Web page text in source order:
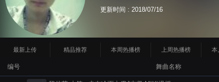
更新时间 : 2018/07/16
最新上传 精品推荐 本周热播榜 上周热播榜 本
编号 舞曲名称